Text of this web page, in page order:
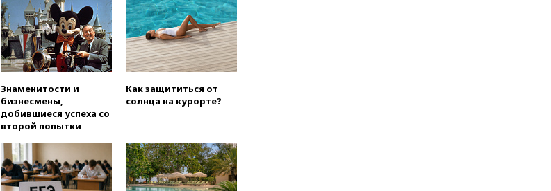
вчера, 19:35WP: Трамп
призвал доноров-
республиканцев поддержать
Вэнса на выборах 2028 года
вчера, 19:20Число ломбардов
2022 года
вчера, 19:15
вчера, 19:00Путин уточнил
порядок присвоения воинских
званий добровольцам
Знаменитости и
бизнесмены,
добившиеся успеха со
второй попытки
Как защититься от
солнца на курорте?